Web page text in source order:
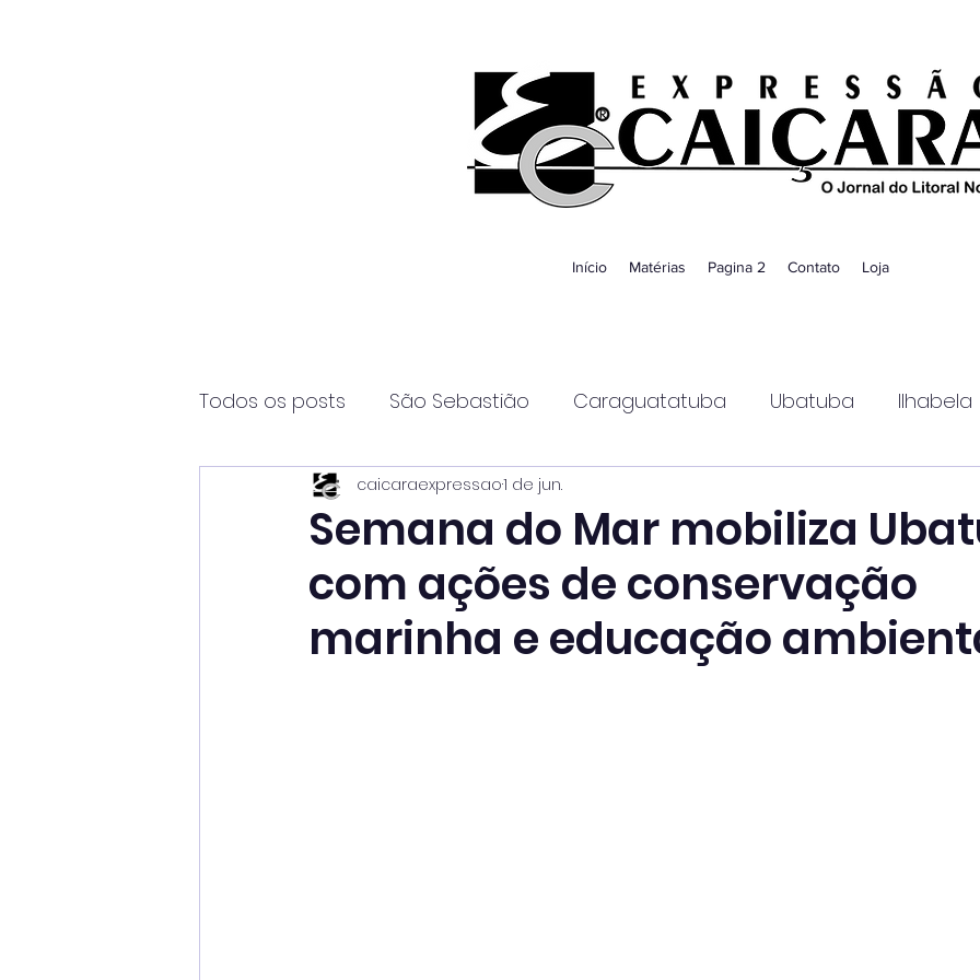
Início Matérias Pagina 2 Contato Loja
Todos os posts São Sebastião Caraguatatuba Ubatuba Ilhabela
Página2 Itanhaém Guaratinguetá
Semana do Mar mobiliza
com ações de conservação
marinha e educação
caicaraexpressao1 de jun.